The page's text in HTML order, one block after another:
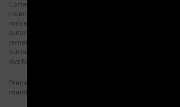
Certains signaux faibles doivent alerter
ralentissement dans la montée ou la descente
mécanique anormal ou l’apparition récurrente
autant de symptômes annonciateurs d’un défaut.
jamais être négligés. La vigilance des équipes,
surveillance intelligent, permet d’intervenir avant
dysfonctionnement ne devienne critique.
Prenez
maintenance préventive.